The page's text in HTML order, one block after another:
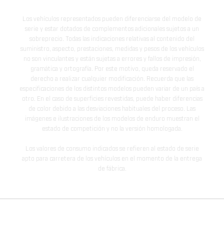
Los vehículos representados pueden diferenciarse del modelo de
serie y estar dotados de complementos adicionales sujetos a un
sobreprecio. Todas las indicaciones relativas al contenido del
suministro, aspecto, prestaciones, medidas y pesos de los vehículos
no son vinculantes y están sujetas a errores y fallos de impresión,
gramática y ortografía. Por este motivo, queda reservado el
derecho a realizar cualquier modificación. Recuerda que las
especificaciones de los distintos modelos pueden variar de un país a
otro. En el caso de superficies revestidas, puede haber diferencias
de color debido a las desviaciones habituales del proceso. Las
imágenes e ilustraciones de los modelos de enduro muestran el
estado de competición y no la versión homologada.
Los valores de consumo indicados se refieren al estado de serie
apto para carretera de los vehículos en el momento de la entrega
de fábrica.